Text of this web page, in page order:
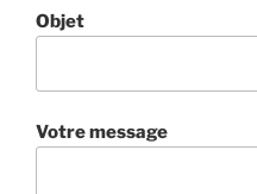
Objet
Votre message